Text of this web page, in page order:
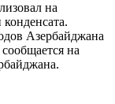
на
Азербайджана
на